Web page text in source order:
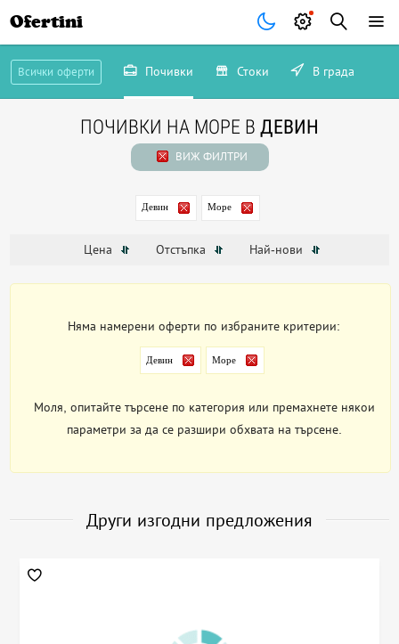
Ofertini
Всички оферти Почивки Стоки В града
ПОЧИВКИ НА МОРЕ В ДЕВИН
ВИЖ ФИЛТРИ
Девин Море
Цена Отстъпка Най-нови
Няма намерени оферти по избраните критерии:
Девин Море
Моля, опитайте търсене по категория или премахнете някои
параметри за да се разшири обхвата на търсене.
Други изгодни предложения